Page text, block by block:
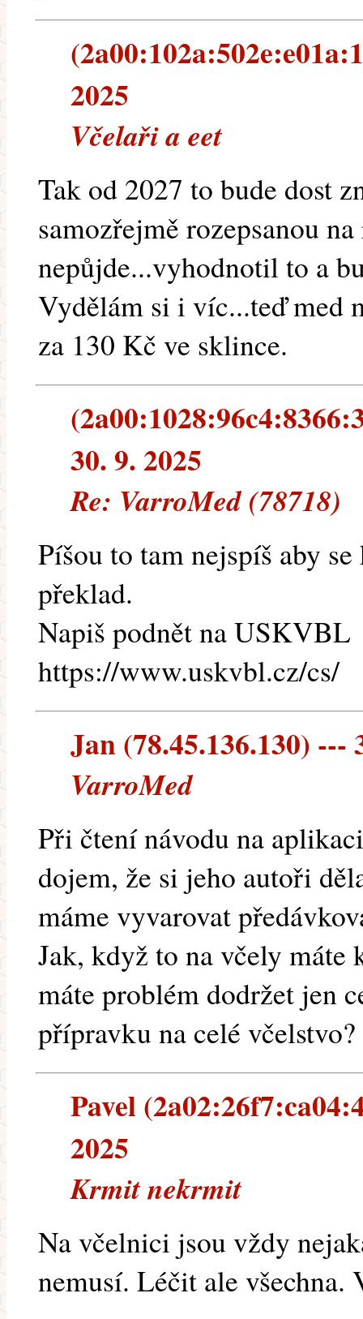
2025
Včelaři a eet
Tak od 2027 to bude dost
samozřejmě rozepsanou
nepůjde...vyhodnotil to a
Vydělám si i víc...teď med
za 130 Kč ve sklince.
30. 9. 2025
Re: VarroMed (78718)
Píšou to tam nejspíš aby
překlad.
Napiš podnět na USKVBL
https://www.uskvbl.cz/cs/
Jan (78.45.136.130) ---
VarroMed
Při čtení návodu na
dojem, že si jeho autoři
máme vyvarovat
Jak, když to na včely máte
máte problém dodržet jen
přípravku na celé včelstvo?
Pavel
2025
Krmit nekrmit
Na včelnici jsou vždy
nemusí. Léčit ale